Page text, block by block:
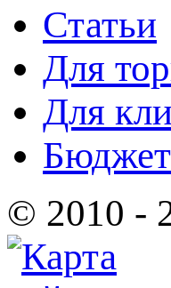
Статьи
Для
Для
© 2010 -